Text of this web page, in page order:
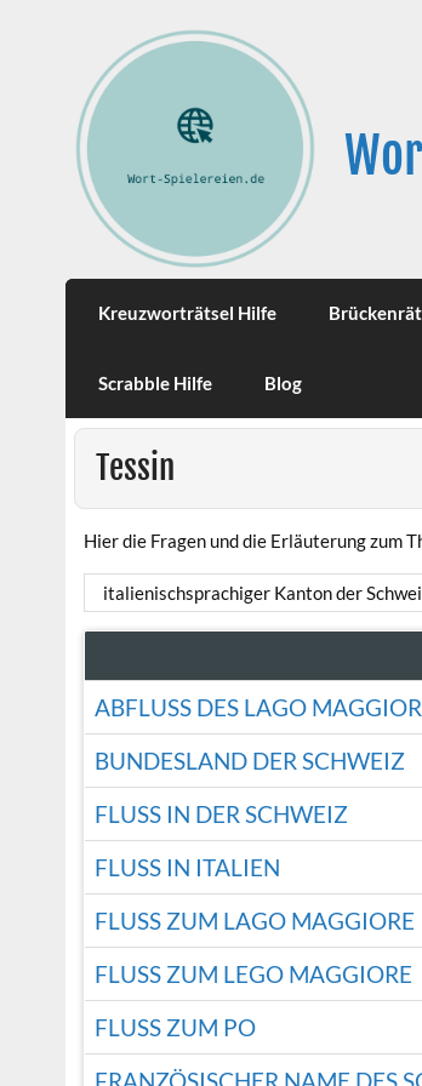
Kreuzworträtsel Hilfe
Scrabble Hilfe Blog
Tessin
Hier die Fragen und die Erläuterung zum
italienischsprachiger Kanton der
ABFLUSS DES LAGO
BUNDESLAND DER SCHWEIZ
FLUSS IN DER SCHWEIZ
FLUSS IN ITALIEN
FLUSS ZUM LAGO MAGGIORE
FLUSS ZUM LEGO MAGGIORE
FLUSS ZUM PO
FRANZÖSISCHER NAME DES